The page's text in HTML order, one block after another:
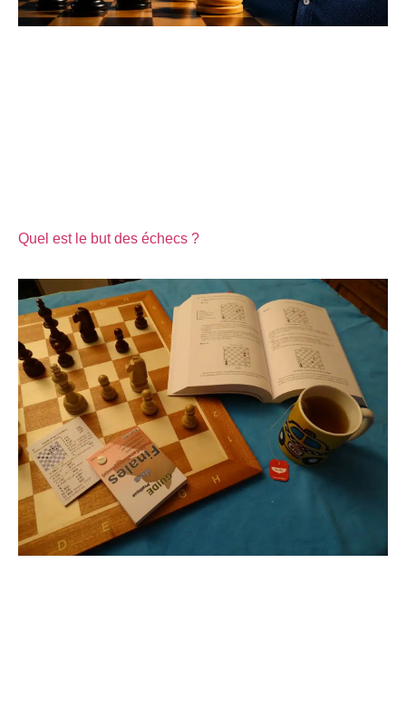
Quel est le but des échecs ?